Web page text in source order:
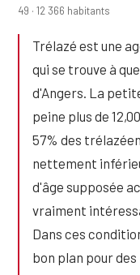
49 · 12 366 habitants
Trélazé est une
qui se trouve à
d'Angers. La
peine plus de
57% des
nettement
d'âge supposée
vraiment
Dans ces
bon plan pour